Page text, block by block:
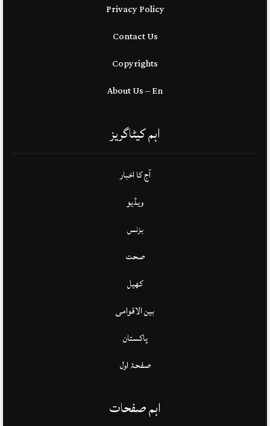
Privacy Policy
Contact Us
Copyrights
About Us – En
اہم کیٹاگریز
آج کا اخبار
ویڈیو
بزنس
صحت
کھیل
بین الاقوامی
پاکستان
صفحۂ اول
اہم صفحات